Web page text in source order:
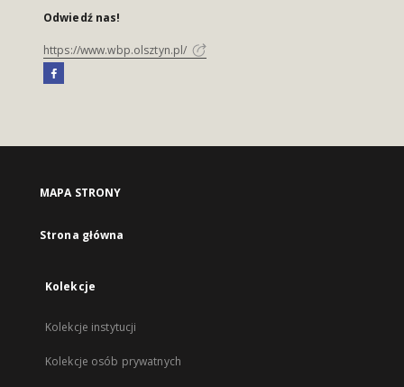
Odwiedź nas!
https://www.wbp.olsztyn.pl/
MAPA STRONY
Strona główna
Kolekcje
Kolekcje instytucji
Kolekcje osób prywatnych